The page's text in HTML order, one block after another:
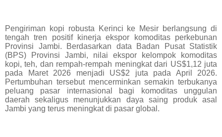
Pengiriman kopi robusta Kerinci ke Mesir berlangsung di
tengah tren positif kinerja ekspor komoditas perkebunan
Provinsi Jambi. Berdasarkan data Badan Pusat Statistik
(BPS) Provinsi Jambi, nilai ekspor kelompok komoditas
kopi, teh, dan rempah-rempah meningkat dari US$1,12 juta
pada Maret 2026 menjadi US$2 juta pada April 2026.
Pertumbuhan tersebut mencerminkan semakin terbukanya
peluang pasar internasional bagi komoditas unggulan
daerah sekaligus menunjukkan daya saing produk asal
Jambi yang terus meningkat di pasar global.